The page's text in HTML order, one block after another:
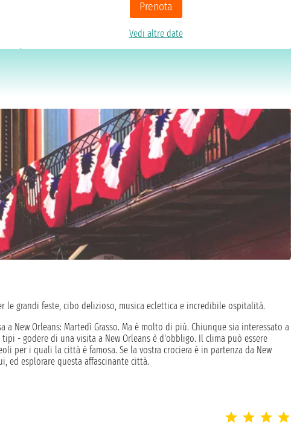
Prenota
Vedi altre date
le grandi feste, cibo delizioso, musica eclettica e incredibile ospitalità.
New Orleans: Martedì Grasso. Ma è molto di più. Chiunque sia interessato a
- godere di una visita a New Orleans è d'obbligo. Il clima può essere
per i quali la città è famosa. Se la vostra crociera è in partenza da New
ed esplorare questa affascinante città.